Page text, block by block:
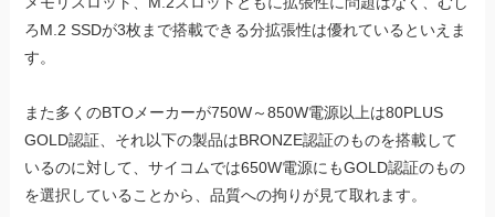
ろM.2 SSDが3枚まで搭載できる分拡張性は優れているといえま
す。
また多くのBTOメーカーが750W～850W電源以上は80PLUS
GOLD認証、それ以下の製品はBRONZE認証のものを搭載して
いるのに対して、サイコムでは650W電源にもGOLD認証のもの
を選択していることから、品質への拘りが見て取れます。